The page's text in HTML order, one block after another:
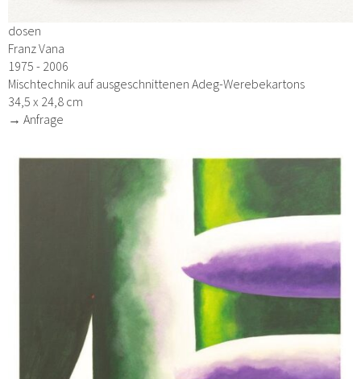
dosen
Franz Vana
1975 - 2006
Mischtechnik auf ausgeschnittenen Adeg-Werebekartons
34,5 x 24,8 cm
→ Anfrage